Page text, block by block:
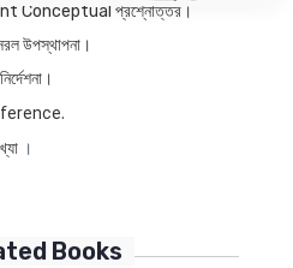
Conceptual প্রশ্নোত্তর।
উপস্থাপনা।
.
।
Books